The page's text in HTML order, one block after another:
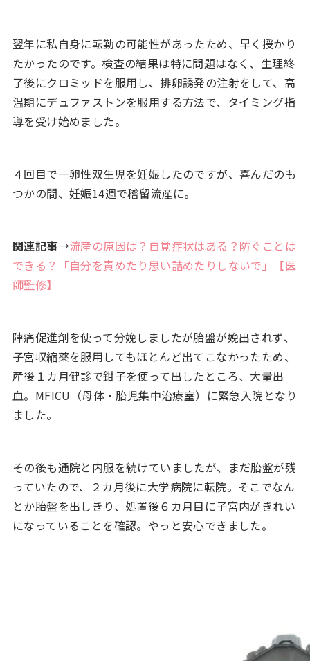
翌年に私自身に転勤の可能性があったため、早く授かり
たかったのです。検査の結果は特に問題はなく、生理終
了後にクロミッドを服用し、排卵誘発の注射をして、高
温期にデュファストンを服用する方法で、タイミング指
導を受け始めました。
４回目で一卵性双生児を妊娠したのですが、喜んだのも
つかの間、妊娠14週で稽留流産に。
関連記事→流産の原因は？自覚症状はある？防ぐことは
できる？「自分を責めたり思い詰めたりしないで」【医
師監修】
陣痛促進剤を使って分娩しましたが胎盤が娩出されず、
子宮収縮薬を服用してもほとんど出てこなかったため、
産後１カ月健診で鉗子を使って出したところ、大量出
血。MFICU（母体・胎児集中治療室）に緊急入院となり
ました。
その後も通院と内服を続けていましたが、まだ胎盤が残
っていたので、２カ月後に大学病院に転院。そこでなん
とか胎盤を出しきり、処置後６カ月目に子宮内がきれい
になっていることを確認。やっと安心できました。